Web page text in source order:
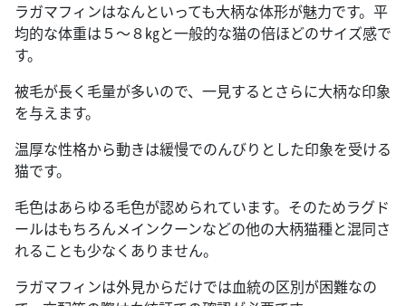
ラガマフィンはなんといっても大柄な体形が魅力です。平
均的な体重は５～８㎏と一般的な猫の倍ほどのサイズ感で
す。
被毛が長く毛量が多いので、一見するとさらに大柄な印象
を与えます。
温厚な性格から動きは緩慢でのんびりとした印象を受ける
猫です。
毛色はあらゆる毛色が認められています。そのためラグド
ールはもちろんメインクーンなどの他の大柄猫種と混同さ
れることも少なくありません。
ラガマフィンは外見からだけでは血統の区別が困難なの